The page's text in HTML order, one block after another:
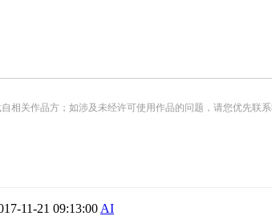
关作品方；如涉及未经许可使用作品的问题，请您优先联系
11-21 09:13:00 AI